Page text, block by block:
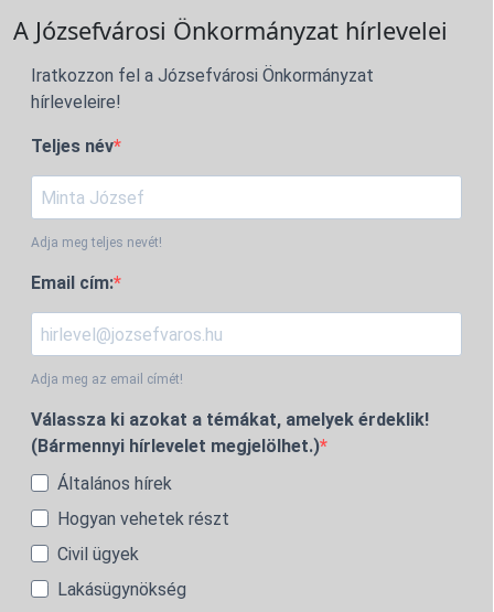
A Józsefvárosi Önkormányzat hírlevelei
Iratkozzon fel a Józsefvárosi Önkormányzat
hírleveleire!
Teljes név
Adja meg teljes nevét!
Email cím:
Adja meg az email címét!
Válassza ki azokat a témákat, amelyek érdeklik!
(Bármennyi hírlevelet megjelölhet.)
Általános hírek
Hogyan vehetek részt
Civil ügyek
Lakásügynökség